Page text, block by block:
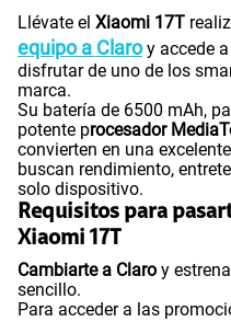
Llévate el Xiaomi 17T
equipo a Claro y accede
disfrutar de uno de los
marca.
Su batería de 6500 mAh,
potente procesador
convierten en una
buscan rendimiento,
solo dispositivo.
Requisitos para
Xiaomi 17T
Cambiarte a Claro y
sencillo.
Para acceder a las